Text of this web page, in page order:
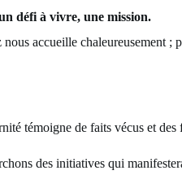
défi à vivre, une mission.
accueille chaleureusement
témoigne de faits vécus et des
des initiatives qui